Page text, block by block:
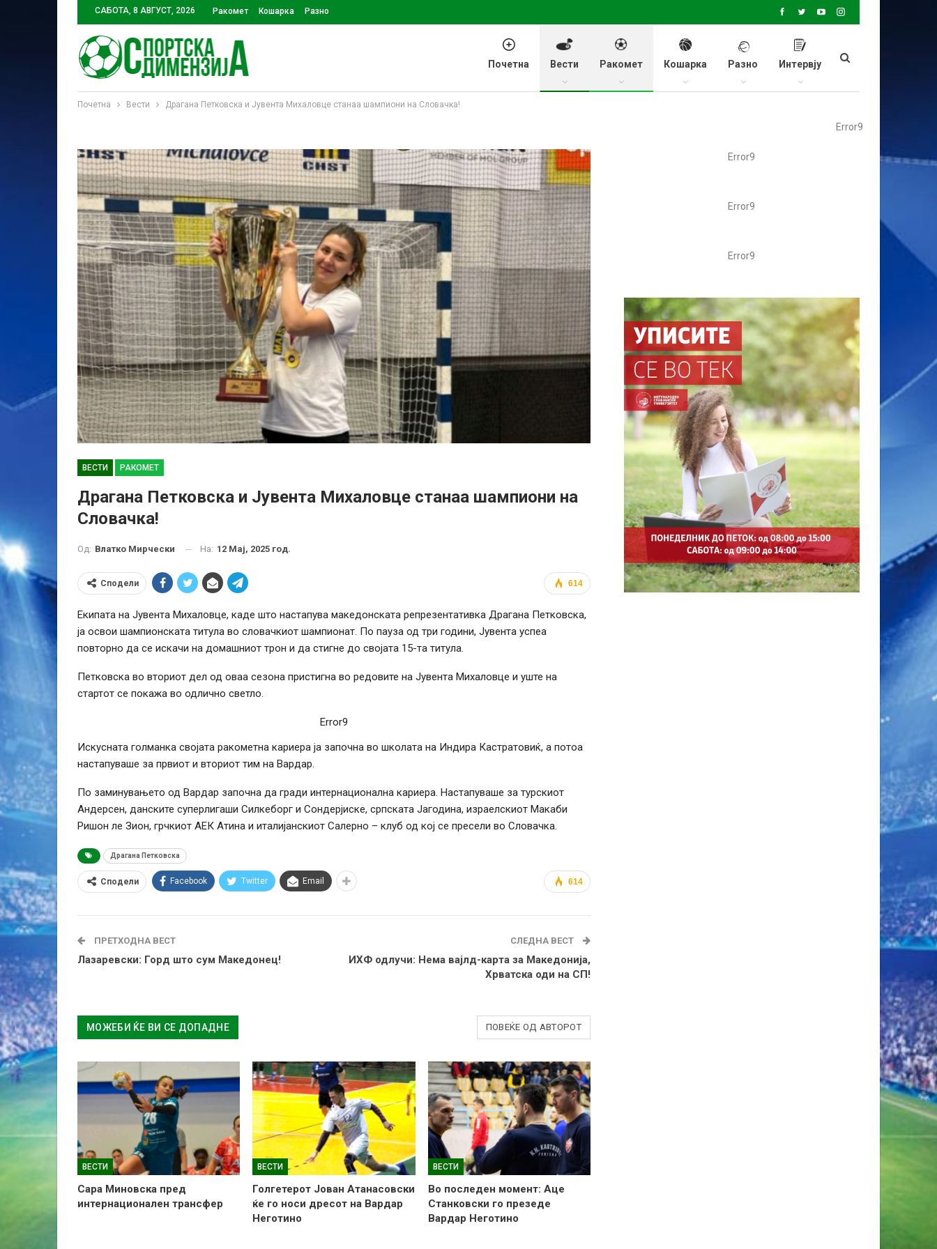
САБОТА, 8 АВГУСТ, 2026 Ракомет Кошарка Разно
Почетна Вести Ракомет Кошарка Разно Интервју
Почетна Вести Драгана Петковска и Јувента Михаловце станаа шампиони на Словачка!
Error9
ВЕСТИ РАКОМЕТ
Драгана Петковска и Јувента Михаловце станаа шампиони на
Словачка!
Од: Влатко Мирчески На: 12 Мај, 2025 год.
614
Сподели
Екипата на Јувента Михаловце, каде што настапува македонската репрезентативка Драгана Петковска,
ја освои шампионската титула во словачкиот шампионат. По пауза од три години, Јувента успеа
повторно да се искачи на домашниот трон и да стигне до својата 15-та титула.
Петковска во вториот дел од оваа сезона пристигна во редовите на Јувента Михаловце и уште на
стартот се покажа во одлично светло.
Error9
Искусната голманка својата ракометна кариера ја започна во школата на Индира Кастратовиќ, а потоа
настапуваше за првиот и вториот тим на Вардар.
По заминувањето од Вардар започна да гради интернационална кариера. Настапуваше за турскиот
Андерсен, данските суперлигаши Силкеборг и Сондерјиске, српската Јагодина, израелскиот Макаби
Ришон ле Зион, грчкиот АЕК Атина и италијанскиот Салерно – клуб од кој се пресели во Словачка.
Драгана Петковска
614
Сподели Facebook Twitter Email
ПРЕТХОДНА ВЕСТ
Лазаревски: Горд што сум Македонец!
СЛЕДНА ВЕСТ
ИХФ одлучи: Нема вајлд-карта за Македонија,
Хрватска оди на СП!
МОЖЕБИ ЌЕ ВИ СЕ ДОПАДНЕ ПОВЕЌЕ ОД АВТОРОТ
ВЕСТИ
Сара Миновска пред
интернационален трансфер
ВЕСТИ
Голгетерот Јован Атанасовски
ќе го носи дресот на Вардар
Неготино
ВЕСТИ
Во последен момент: Аце
Станковски го презеде
Вардар Неготино
Error9
Error9
Error9